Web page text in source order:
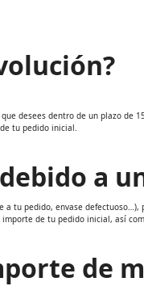
desees dentro de un plazo
tu pedido inicial.
a
tu pedido, envase
de tu pedido inicial, así
de